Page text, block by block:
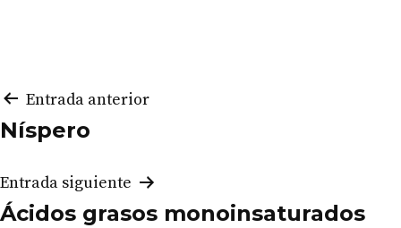
Navegación
de
entradas
Entrada anterior
Níspero
Entrada siguiente
Ácidos grasos monoinsaturados